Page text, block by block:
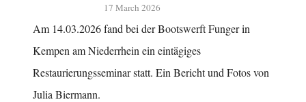
17 March 2026
Am 14.03.2026 fand bei der Bootswerft Funger in
Kempen am Niederrhein ein eintägiges
Restaurierungsseminar statt. Ein Bericht und Fotos von
Julia Biermann.